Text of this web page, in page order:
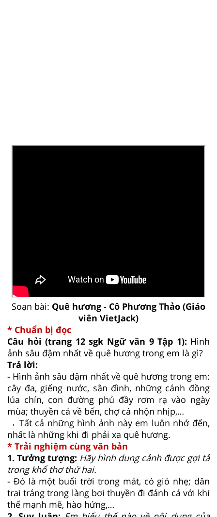
Soạn bài: Quê hương - Cô Phương Thảo (Giáo
viên VietJack)
* Chuẩn bị đọc
Câu hỏi (trang 12 sgk Ngữ văn 9 Tập 1): Hình
ảnh sâu đậm nhất về quê hương trong em là gì?
Trả lời:
- Hình ảnh sâu đậm nhất về quê hương trong em:
cây đa, giếng nước, sân đình, những cánh đồng
lúa chín, con đường phủ đầy rơm rạ vào ngày
mùa; thuyền cá về bến, chợ cá nhộn nhịp,…
→ Tất cả những hình ảnh này em luôn nhớ đến,
nhất là những khi đi phải xa quê hương.
* Trải nghiệm cùng văn bản
1. Tưởng tượng: Hãy hình dung cảnh được gợi tả
trong khổ thơ thứ hai.
- Đó là một buổi trời trong mát, có gió nhẹ; dân
trai tráng trong làng bơi thuyền đi đánh cá với khi
thế mạnh mẽ, hào hứng,…